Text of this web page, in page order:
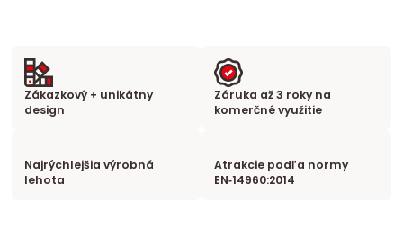
Zákazkový + unikátny
design
Záruka až 3 roky na
komerčné využitie
Najrýchlejšia výrobná
lehota
Atrakcie podľa normy
EN‑14960:2014